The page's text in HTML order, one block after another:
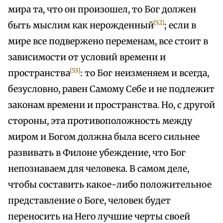
мира та, что он произошел, то Бог должен
быть мыслим как нерожденный[52]; если в
мире все подвержено переменам, все стоит в
зависимости от условий времени и
пространства[53]: то Бог неизменяем и всегда,
безусловно, равен Самому Себе и не подлежит
законам времени и пространства. Но, с другой
стороны, эта противоположность между
миром и Богом должна была всего сильнее
развивать в Филоне убеждение, что Бог
непознаваем для человека. В самом деле,
чтобы составить какое-либо положительное
представление о Боге, человек будет
переносить на Него лучшие черты своей